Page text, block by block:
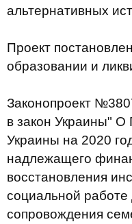
альтернативных
Проект
образовании и
Законопроект
в закон Украины" О
Украины на 2020
надлежащего
восстановления
социальной
сопровождения